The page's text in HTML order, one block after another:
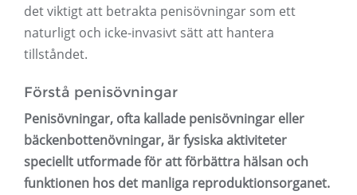
det viktigt att betrakta penisövningar som ett
naturligt och icke-invasivt sätt att hantera
tillståndet.
Förstå penisövningar
Penisövningar, ofta kallade penisövningar eller
bäckenbottenövningar, är fysiska aktiviteter
speciellt utformade för att förbättra hälsan och
funktionen hos det manliga reproduktionsorganet.